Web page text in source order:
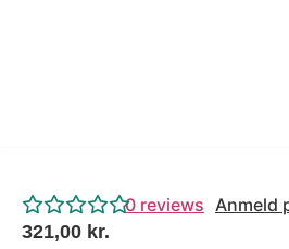
0 reviews Anmeld
321,00 kr.